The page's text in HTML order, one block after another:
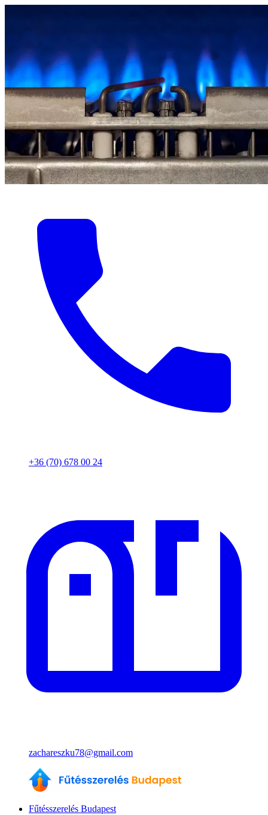
+36 (70) 678 00 24
zachareszku78@gmail.com
Fűtésszerelés Budapest